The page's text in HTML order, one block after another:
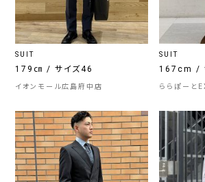
SUIT
179㎝ / サイズ46
イオンモール広島府中店
SUIT
167cm /
ららぽーと